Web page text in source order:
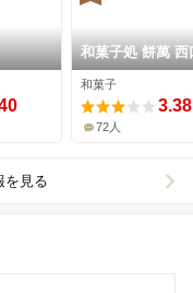
和菓子処 餅萬 西
店・茶房風柳庵
和菓子
3.38
72人
を見る